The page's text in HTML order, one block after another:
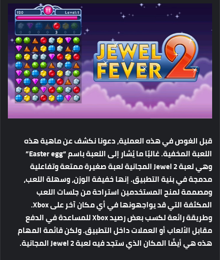
قبل الغوص في هذه العملية، دعونا نكشف عن ماهية هذه
اللعبة المخفية. غالبًا ما يُشار إلى اللعبة باسم “Easter egg”
وهي لعبة Jewel 2 المجانية لعبة صغيرة ممتعة وتفاعلية
مدمجة في بنية التطبيق. إنها خفيفة الوزن، وسهلة اللعب،
ومصممة لمنح المستخدمين استراحة من جلسات اللعب
المكثفة التي قد يواجهونها في أي مكان آخر على Xbox.
وطريقة رائعة لكسب بعض رصيد Xbox للمساعدة في الدفع
مقابل الألعاب أو العملات داخل التطبيق. ولكن قائمة المهام
هذه هي أيضًا المكان الذي ستجد فيه لعبة Jewel 2 المجانية.